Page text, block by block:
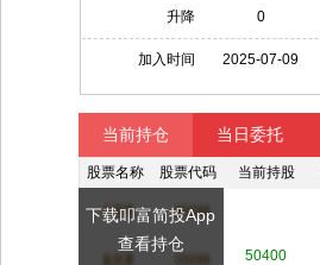
升降 0
加入时间 2025-07-09
当前持仓 当日委托
股票名称 股票代码 当前持股
**** **** 50400
下载叩富简投App
查看持仓